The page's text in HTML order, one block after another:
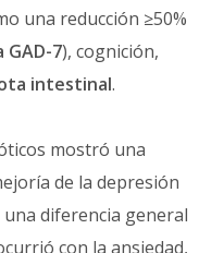
una reducción ≥50%
GAD-7), cognición,
intestinal.
mostró una
de la depresión
una diferencia general
con la ansiedad,